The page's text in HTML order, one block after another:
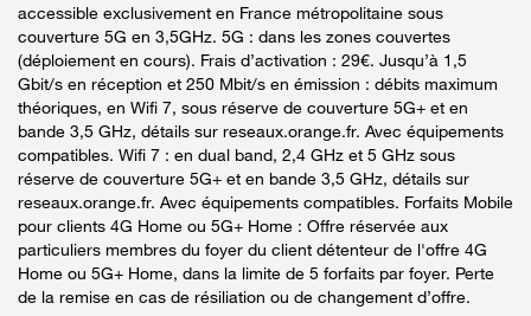
accessible exclusivement en France métropolitaine sous
couverture 5G en 3,5GHz. 5G : dans les zones couvertes
(déploiement en cours). Frais d’activation : 29€. Jusqu’à 1,5
Gbit/s en réception et 250 Mbit/s en émission : débits maximum
théoriques, en Wifi 7, sous réserve de couverture 5G+ et en
bande 3,5 GHz, détails sur reseaux.orange.fr. Avec équipements
compatibles. Wifi 7 : en dual band, 2,4 GHz et 5 GHz sous
réserve de couverture 5G+ et en bande 3,5 GHz, détails sur
reseaux.orange.fr. Avec équipements compatibles. Forfaits Mobile
pour clients 4G Home ou 5G+ Home : Offre réservée aux
particuliers membres du foyer du client détenteur de l'offre 4G
Home ou 5G+ Home, dans la limite de 5 forfaits par foyer. Perte
de la remise en cas de résiliation ou de changement d’offre.